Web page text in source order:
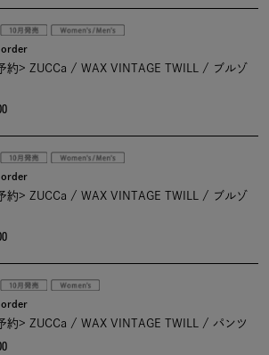
order
約> ZUCCa / WAX VINTAGE TWILL / ブルゾ
order
約> ZUCCa / WAX VINTAGE TWILL / ブルゾ
order
約> ZUCCa / WAX VINTAGE TWILL / パンツ